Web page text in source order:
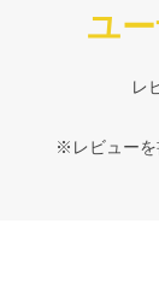
ユ
レ
※レビューを